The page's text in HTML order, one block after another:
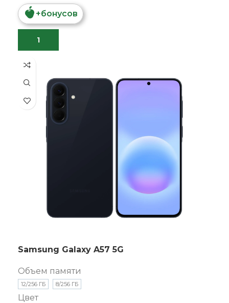
+бонусов
Samsung Galaxy A57 5G
Объем памяти
12/256 ГБ 8/256 ГБ
Цвет